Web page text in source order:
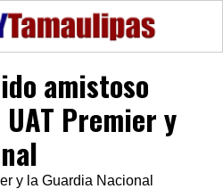
amistoso
Premier y
y la Guardia Nacional